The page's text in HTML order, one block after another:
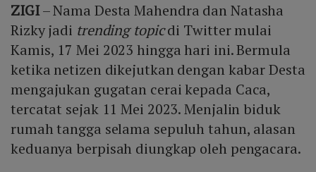
ZIGI– Nama Desta Mahendra dan Natasha
Rizky jadi trending topicdi Twitter mulai
Kamis, 17 Mei 2023 hingga hari ini. Bermula
ketika netizen dikejutkan dengan kabar Desta
mengajukan gugatan cerai kepada Caca,
tercatat sejak 11 Mei 2023. Menjalin biduk
rumah tangga selama sepuluh tahun, alasan
keduanya berpisah diungkap oleh pengacara.